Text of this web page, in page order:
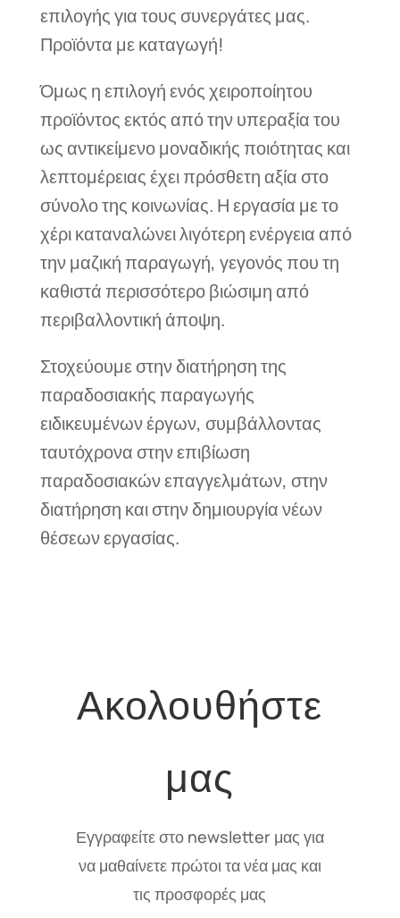
επιλογής για τους συνεργάτες μας.
Προϊόντα με καταγωγή!
Όμως η επιλογή ενός χειροποίητου
προϊόντος εκτός από την υπεραξία του
ως αντικείμενο μοναδικής ποιότητας και
λεπτομέρειας έχει πρόσθετη αξία στο
σύνολο της κοινωνίας. Η εργασία με το
χέρι καταναλώνει λιγότερη ενέργεια από
την μαζική παραγωγή, γεγονός που τη
καθιστά περισσότερο βιώσιμη από
περιβαλλοντική άποψη.
Στοχεύουμε στην διατήρηση της
παραδοσιακής παραγωγής
ειδικευμένων έργων, συμβάλλοντας
ταυτόχρονα στην επιβίωση
παραδοσιακών επαγγελμάτων, στην
διατήρηση και στην δημιουργία νέων
θέσεων εργασίας.
Ακολουθήστε
μας
Εγγραφείτε στο newsletter μας για
να μαθαίνετε πρώτοι τα νέα μας και
τις προσφορές μας